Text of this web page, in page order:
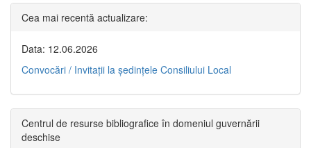
Cea mai recentă actualizare:
Data: 12.06.2026
Convocări / Invitaţii la şedinţele Consiliului Local
Centrul de resurse bibliografice în domeniul guvernării
deschise